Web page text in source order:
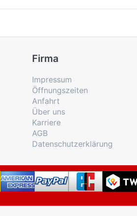
Firma
Impressum
Öffnungszeiten
Anfahrt
Über uns
Karriere
AGB
Datenschutzerklärung